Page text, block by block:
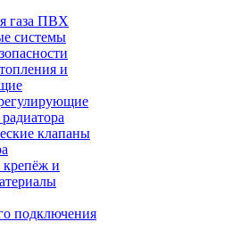
газа ПВХ
системы
и
клапаны
крепёж и
подключения